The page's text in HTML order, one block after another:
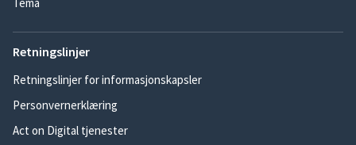
Retningslinjer
Retningslinjer for informasjonskapsler
Personvernerklæring
Act on Digital tjenester